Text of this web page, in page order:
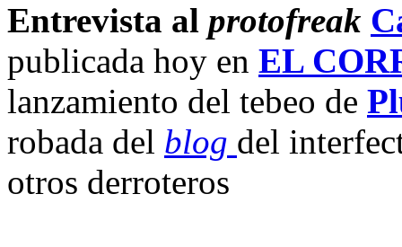
Entrevista al protofreak
publicada hoy en EL
lanzamiento del tebeo de
robada del blog del
otros derroteros